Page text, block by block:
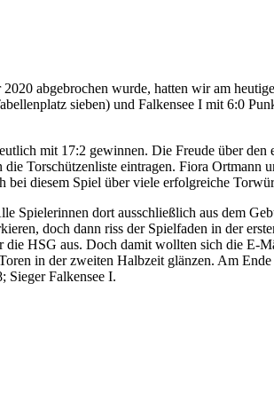
abgebrochen wurde, hatten wir am
sieben) und Falkensee I mit 6:0
mit 17:2 gewinnen. Die Freude über
Torschützenliste eintragen. Fiora
diesem Spiel über viele erfolgreiche
dort ausschließlich aus dem
doch dann riss der Spielfaden in der
HSG aus. Doch damit wollten sich die E-
in der zweiten Halbzeit glänzen. Am
Sieger Falkensee I.